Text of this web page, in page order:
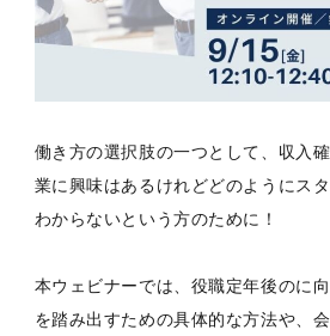
働き方の選択肢の一つとして、収入
業に興味はあるけれどどのようにス
わからないという方のために！
本ウェビナーでは、役職定年後のに
を踏み出すための具体的な方法や、